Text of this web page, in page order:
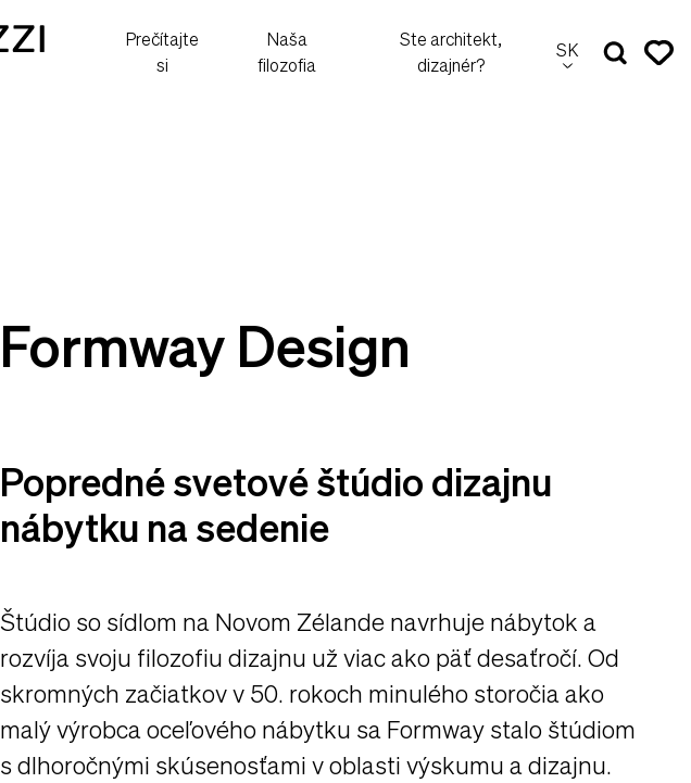
Prečítajte
si
Naša
filozofia
Ste architekt,
dizajnér?
SK
Formway Design
Popredné svetové štúdio dizajnu
nábytku na sedenie
Štúdio so sídlom na Novom Zélande navrhuje nábytok a
rozvíja svoju filozofiu dizajnu už viac ako päť desaťročí. Od
skromných začiatkov v 50. rokoch minulého storočia ako
malý výrobca oceľového nábytku sa Formway stalo štúdiom
s dlhoročnými skúsenosťami v oblasti výskumu a dizajnu.